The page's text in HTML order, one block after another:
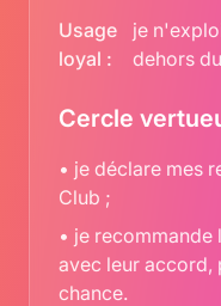
Usage
loyal :
je
dehors
Cercle
• je déclare mes
Club ;
• je recommande
avec leur accord,
chance.